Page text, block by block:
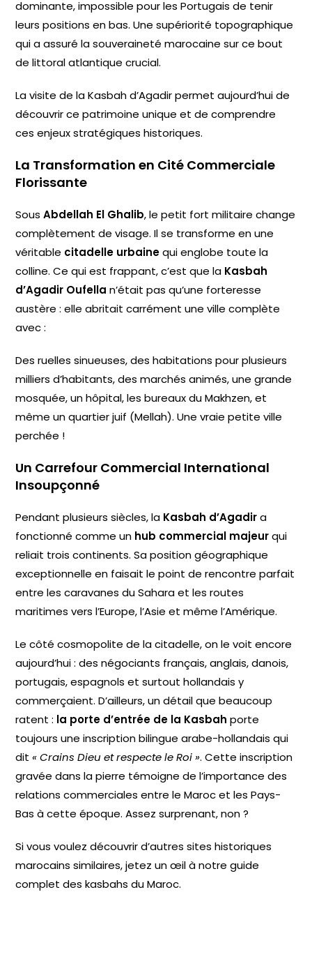
dominante, impossible pour les Portugais de tenir
leurs positions en bas. Une supériorité topographique
qui a assuré la souveraineté marocaine sur ce bout
de littoral atlantique crucial.
La visite de la Kasbah d’Agadir permet aujourd’hui de
découvrir ce patrimoine unique et de comprendre
ces enjeux stratégiques historiques.
La Transformation en Cité Commerciale
Florissante
SousAbdellah El Ghalib, le petit fort militaire change
complètement de visage. Il se transforme en une
véritable citadelle urbainequi englobe toute la
colline. Ce qui est frappant, c’est que la Kasbah
d’Agadir Oufella n’était pas qu’une forteresse
austère : elle abritait carrément une ville complète
avec :
Des ruelles sinueuses, des habitations pour plusieurs
milliers d’habitants, des marchés animés, une grande
mosquée, un hôpital, les bureaux du Makhzen, et
même un quartier juif (Mellah). Une vraie petite ville
perchée !
Un Carrefour Commercial International
Insoupçonné
Pendant plusieurs siècles, la Kasbah d’Agadira
fonctionné comme un hub commercial majeurqui
reliait trois continents. Sa position géographique
exceptionnelle en faisait le point de rencontre parfait
entre les caravanes du Sahara et les routes
maritimes vers l’Europe, l’Asie et même l’Amérique.
Le côté cosmopolite de la citadelle, on le voit encore
aujourd’hui : des négociants français, anglais, danois,
portugais, espagnols et surtout hollandais y
commerçaient. D’ailleurs, un détail que beaucoup
ratent : la porte d’entrée de la Kasbah porte
toujours une inscription bilingue arabe-hollandais qui
dit« Crains Dieu et respecte le Roi ». Cette inscription
gravée dans la pierre témoigne de l’importance des
relations commerciales entre le Maroc et les Pays-
Bas à cette époque. Assez surprenant, non ?
Si vous voulez découvrir d’autres sites historiques
marocains similaires, jetez un œil à notre guide
complet des kasbahs du Maroc.